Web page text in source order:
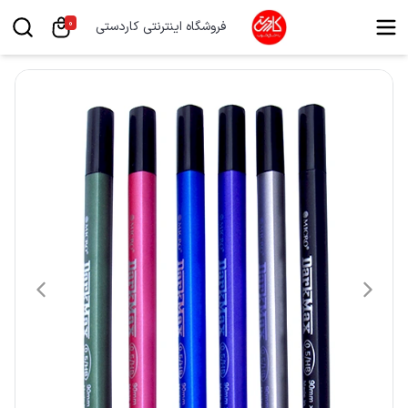
فروشگاه اینترنتی کاردستی 0